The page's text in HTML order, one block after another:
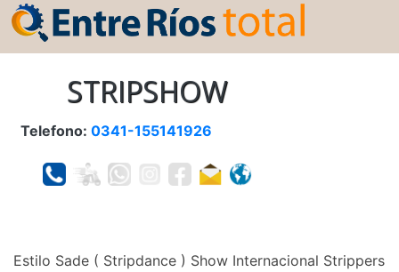
STRIPSHOW
Telefono: 0341-155141926
Estilo Sade ( Stripdance ) Show Internacional Strippers